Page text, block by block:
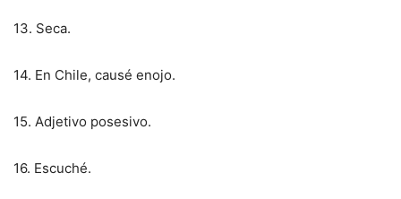
13. Seca.
14. En Chile, causé enojo.
15. Adjetivo posesivo.
16. Escuché.